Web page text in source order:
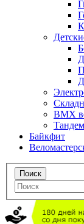
BMX
Байкфит